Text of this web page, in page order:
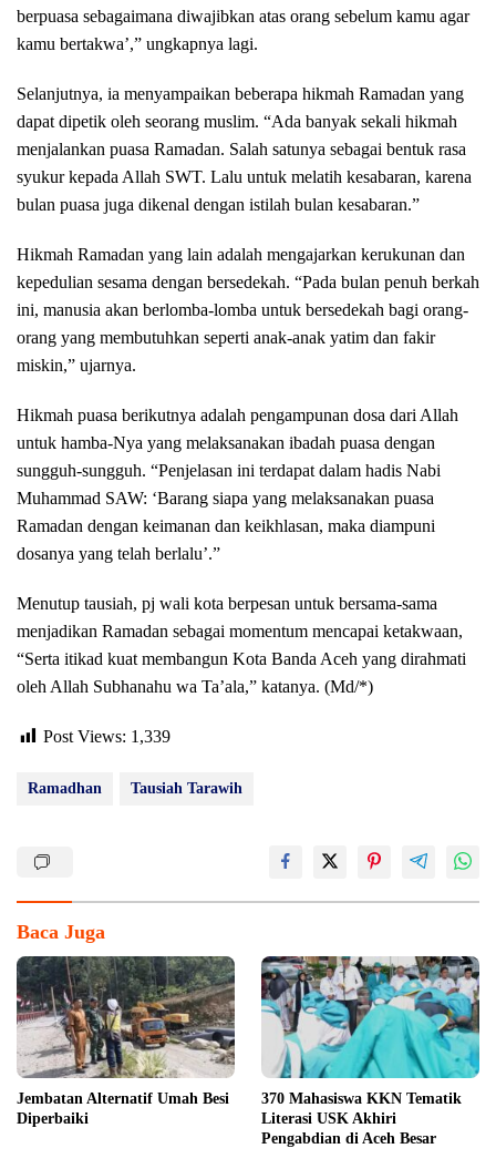
berpuasa sebagaimana diwajibkan atas orang sebelum kamu agar
kamu bertakwa’,” ungkapnya lagi.
Selanjutnya, ia menyampaikan beberapa hikmah Ramadan yang
dapat dipetik oleh seorang muslim. “Ada banyak sekali hikmah
menjalankan puasa Ramadan. Salah satunya sebagai bentuk rasa
syukur kepada Allah SWT. Lalu untuk melatih kesabaran, karena
bulan puasa juga dikenal dengan istilah bulan kesabaran.”
Hikmah Ramadan yang lain adalah mengajarkan kerukunan dan
kepedulian sesama dengan bersedekah. “Pada bulan penuh berkah
ini, manusia akan berlomba-lomba untuk bersedekah bagi orang-
orang yang membutuhkan seperti anak-anak yatim dan fakir
miskin,” ujarnya.
Hikmah puasa berikutnya adalah pengampunan dosa dari Allah
untuk hamba-Nya yang melaksanakan ibadah puasa dengan
sungguh-sungguh. “Penjelasan ini terdapat dalam hadis Nabi
Muhammad SAW: ‘Barang siapa yang melaksanakan puasa
Ramadan dengan keimanan dan keikhlasan, maka diampuni
dosanya yang telah berlalu’.”
Menutup tausiah, pj wali kota berpesan untuk bersama-sama
menjadikan Ramadan sebagai momentum mencapai ketakwaan,
“Serta itikad kuat membangun Kota Banda Aceh yang dirahmati
oleh Allah Subhanahu wa Ta’ala,” katanya. (Md/*)
Post Views: 1,339
Ramadhan Tausiah Tarawih
Baca Juga
Jembatan Alternatif Umah Besi
Diperbaiki
370 Mahasiswa KKN Tematik
Literasi USK Akhiri
Pengabdian di Aceh Besar